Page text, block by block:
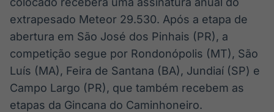
extrapesado Meteor 29.530. Após a etapa de
abertura em São José dos Pinhais (PR), a
competição segue por Rondonópolis (MT), São
Luís (MA), Feira de Santana (BA), Jundiaí (SP) e
Campo Largo (PR), que também recebem as
etapas da Gincana do Caminhoneiro.